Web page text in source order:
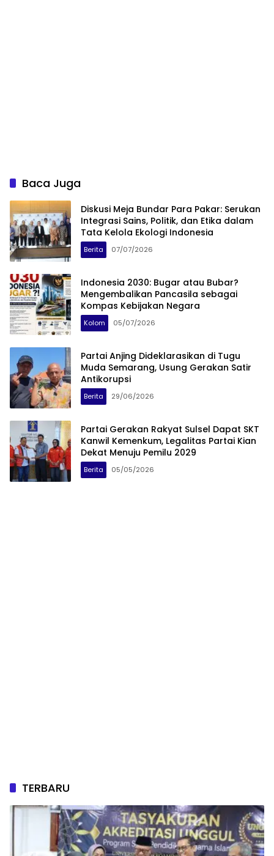
Baca Juga
Diskusi Meja Bundar Para Pakar: Serukan
Integrasi Sains, Politik, dan Etika dalam
Tata Kelola Ekologi Indonesia
Berita 07/07/2026
Indonesia 2030: Bugar atau Bubar?
Mengembalikan Pancasila sebagai
Kompas Kebijakan Negara
Kolom 05/07/2026
Partai Anjing Dideklarasikan di Tugu
Muda Semarang, Usung Gerakan Satir
Antikorupsi
Berita 29/06/2026
Partai Gerakan Rakyat Sulsel Dapat SKT
Kanwil Kemenkum, Legalitas Partai Kian
Dekat Menuju Pemilu 2029
Berita 05/05/2026
TERBARU